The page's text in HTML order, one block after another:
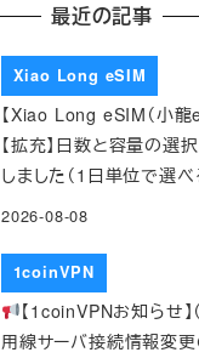
最近の記事
Xiao Long eSIM
【Xiao Long eSIM（小龍
【拡充】日数と容量の選
しました（1日単位で選べ
2026-08-08
1coinVPN
【1coinVPNお知らせ
用線サーバ接続情報変